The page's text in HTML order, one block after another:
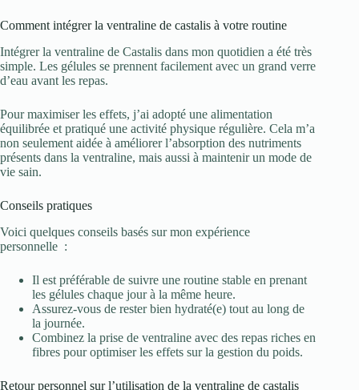
Comment intégrer la ventraline de castalis à votre routine
Intégrer la ventraline de Castalis dans mon quotidien a été très
simple. Les gélules se prennent facilement avec un grand verre
d’eau avant les repas.
Pour maximiser les effets, j’ai adopté une alimentation
équilibrée et pratiqué une activité physique régulière. Cela m’a
non seulement aidée à améliorer l’absorption des nutriments
présents dans la ventraline, mais aussi à maintenir un mode de
vie sain.
Conseils pratiques
Voici quelques conseils basés sur mon expérience
personnelle :
Il est préférable de suivre une routine stable en prenant
les gélules chaque jour à la même heure.
Assurez-vous de rester bien hydraté(e) tout au long de
la journée.
Combinez la prise de ventraline avec des repas riches en
fibres pour optimiser les effets sur la gestion du poids.
Retour personnel sur l’utilisation de la ventraline de castalis